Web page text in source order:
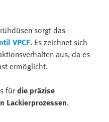
sorgt das
VPCF. Es zeichnet sich
aus, da es
ermöglicht.
fürdie präzise
Lackierprozessen.